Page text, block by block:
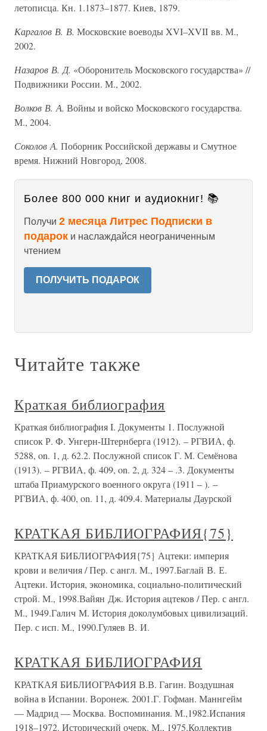
летописца. Кн. 1.1873–1877. Киев, 1879.
Каргалов В. В. Московские воеводы XVI–XVII вв. М.,
2002.
Назаров В. Д. «Оборонитель Московского государства» //
Подвижники России. М., 2002.
Волков В. А. Войны и войско Московского государства.
М., 2004.
Соколов А. Поборник Российской державы и Смутное
время. Нижний Новгород, 2008.
Более 800 000 книг и аудиокниг! 📚
Получи 2 месяца Литрес Подписки в
подарок и наслаждайся неограниченным
чтением
ПОЛУЧИТЬ ПОДАРОК
Читайте также
Краткая библиография
Краткая библиография I. Документы 1. Послужной
список Р. Ф. Унгерн-Штернберга (1912). – РГВИА, ф.
5288, on. 1, д. 62.2. Послужной список Г. M. Семёнова
(1913). – РГВИА, ф. 409, on. 2, д. 324 – .3. Документы
штаба Приамурского военного округа (1911 – ). –
РГВИА, ф. 400, on. 11, д. 409.4. Материалы Даурской
КРАТКАЯ БИБЛИОГРАФИЯ{75}
КРАТКАЯ БИБЛИОГРАФИЯ{75} Ацтеки: империя
крови и величия / Пер. с англ. М., 1997.Баглай В. Е.
Ацтеки. История, экономика, социально-политический
строй. М., 1998.Вайян Дж. История ацтеков / Пер. с англ.
М., 1949.Галич М. История доколумбовых цивилизаций.
Пер. с исп. М., 1990.Гуляев В. И.
КРАТКАЯ БИБЛИОГРАФИЯ
КРАТКАЯ БИБЛИОГРАФИЯ В.В. Гагин. Воздушная
война в Испании. Воронеж. 2001.Г. Гофман. Маннгейм
— Мадрид — Москва. Воспоминания. М.,1982.Испания
1918–1972. Исторический очерк. М., 1975.Коллектив